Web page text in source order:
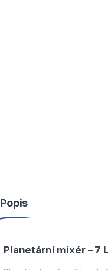
Popis
Planetární mixér – 7